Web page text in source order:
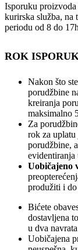
Isporuku proizvoda
kurirska služba, na
periodu od 8 do
ROK
Nakon što
porudžbine
kreiranja
maksimalno
Za
rok za uplatu
porudžbine,
evidentiranja
Uobičajeno
produžiti i do
Bićete
dostavljena
u dva
Uobičajena